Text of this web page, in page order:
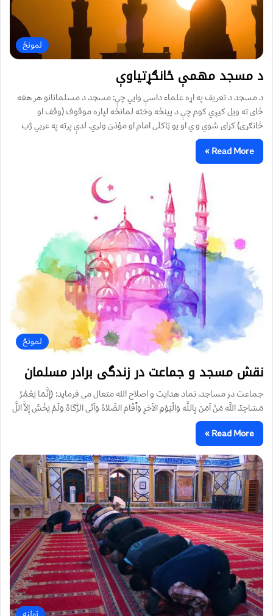
لمونځ‌
د مسجد مهمې ځانګړتیاوې
د مسجد د تعریف په اړه علماء داسې وايي چې: مسجد د مسلمانانو هر هغه
ځای ته ویل کیږي کوم چې د پینځه وخته لمانځه لپاره موقوف (وقف او
ځانګړی) کړای شوي و ي او یو ټاکلی امام او مؤذن ولري. لدې پرته په عربي ژب
Read More »
لمونځ‌
نقش مسجد و جماعت در زندگی برادر مسلمان
جماعت در مساجد، نماد هدایت و اصلاح الله متعال می فرماید:‌ ﴿إِنَّمَا يَعْمُرُ
مَسَاجِدَ اللَّهِ مَنْ آمَنَ بِاللَّهِ وَالْيَوْمِ الآخِرِ وَأَقَامَ الصَّلاةَ وَآتَى الزَّكَاةَ وَلَمْ يَخْشَ إِلاَّ اللَّ
Read More »